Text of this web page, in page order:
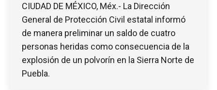
CIUDAD DE MÉXICO, Méx.- La Dirección
General de Protección Civil estatal informó
de manera preliminar un saldo de cuatro
personas heridas como consecuencia de la
explosión de un polvorín en la Sierra Norte de
Puebla.